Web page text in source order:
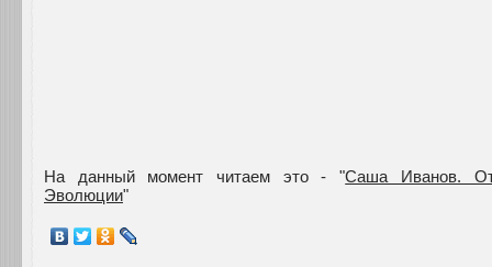
На данный момент читаем это - "Саша Иванов.
Эволюции"